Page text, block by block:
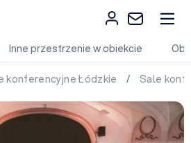
Inne przestrzenie w obiekcie
konferencyjne Łódzkie / Sale